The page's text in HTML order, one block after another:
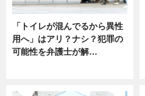
「トイレが混んでるから異性
用へ」はアリ？ナシ？犯罪の
可能性を弁護士が解…